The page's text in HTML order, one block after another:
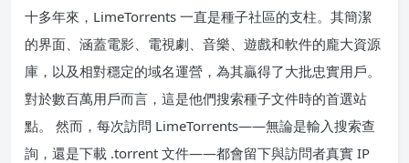
十多年來，LimeTorrents 一直是種子社區的支柱。其簡潔
的界面、涵蓋電影、電視劇、音樂、遊戲和軟件的龐大資源
庫，以及相對穩定的域名運營，為其贏得了大批忠實用戶。
對於數百萬用戶而言，這是他們搜索種子文件時的首選站
點。 然而，每次訪問 LimeTorrents——無論是輸入搜索查
詢，還是下載 .torrent 文件——都會留下與訪問者真實 IP